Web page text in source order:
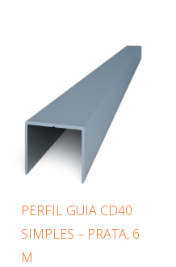
PERFIL GUIA CD40
SIMPLES – PRATA, 6
M